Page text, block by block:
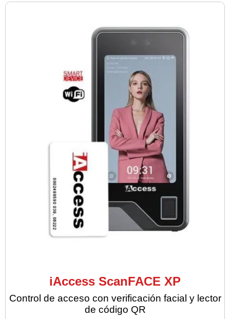
iAccess ScanFACE XP
Control de acceso con verificación facial y lector
de código QR